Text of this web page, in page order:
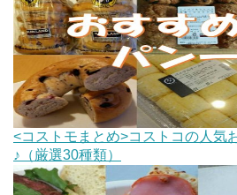
<コストモまとめ>コストコの人気
♪（厳選30種類）